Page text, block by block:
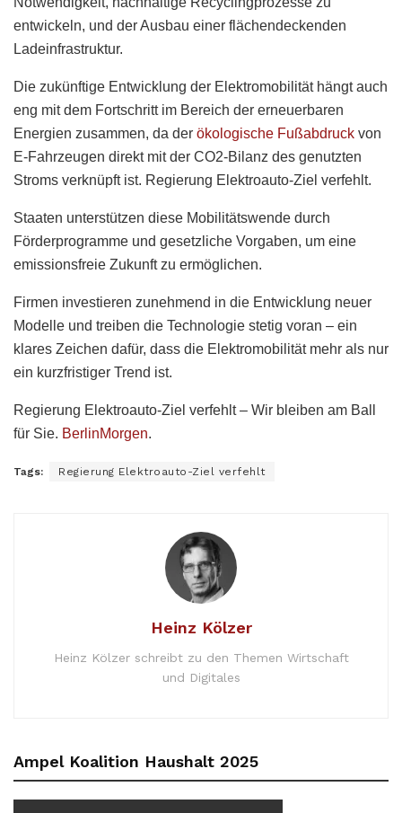
entwickeln, und der Ausbau einer flächendeckenden
Ladeinfrastruktur.
Die zukünftige Entwicklung der Elektromobilität hängt auch
eng mit dem Fortschritt im Bereich der erneuerbaren
Energien zusammen, da der ökologische Fußabdruck von
E-Fahrzeugen direkt mit der CO2-Bilanz des genutzten
Stroms verknüpft ist. Regierung Elektroauto-Ziel verfehlt.
Staaten unterstützen diese Mobilitätswende durch
Förderprogramme und gesetzliche Vorgaben, um eine
emissionsfreie Zukunft zu ermöglichen.
Firmen investieren zunehmend in die Entwicklung neuer
Modelle und treiben die Technologie stetig voran – ein
klares Zeichen dafür, dass die Elektromobilität mehr als nur
ein kurzfristiger Trend ist.
Regierung Elektroauto-Ziel verfehlt – Wir bleiben am Ball
für Sie. BerlinMorgen.
Tags: Regierung Elektroauto-Ziel verfehlt
Heinz Kölzer
Heinz Kölzer schreibt zu den Themen Wirtschaft
und Digitales
Ampel Koalition Haushalt 2025